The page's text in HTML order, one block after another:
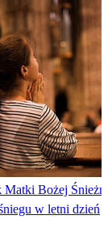
Matki Bożej
w letni dzień